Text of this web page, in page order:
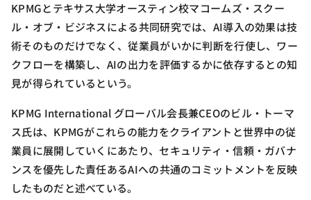
KPMGとテキサス大学オースティン校マコームズ・スクー
ル・オブ・ビジネスによる共同研究では、AI導入の効果は技
術そのものだけでなく、従業員がいかに判断を行使し、ワー
クフローを構築し、AIの出力を評価するかに依存するとの知
見が得られているという。
KPMG International グローバル会長兼CEOのビル・トーマ
ス氏は、KPMGがこれらの能力をクライアントと世界中の従
業員に展開していくにあたり、セキュリティ・信頼・ガバナ
ンスを優先した責任あるAIへの共通のコミットメントを反映
したものだと述べている。